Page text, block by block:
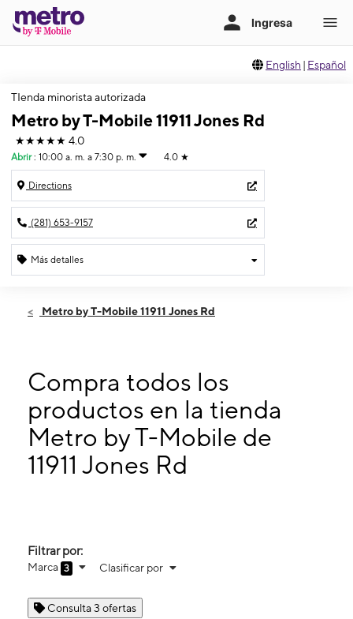
English | Español
TIenda minorista autorizada
Metro by T-Mobile 11911 Jones Rd
★★★★★ 4.0
Abrir : 10:00 a. m. a 7:30 p. m. 4.0 ★
Directions
(281) 653-9157
Más detalles
Viernes:10:00 a. m. a 7:30 p. m.
Martes:
10:00 a. m. a 7:30 p. m.
Miérc: 10:00 a. m. a 7:30 p. m.
Jueves:10:00 a. m. a 7:30 p. m.
11911 Jones Rd Ste 2 HOUSTON, TX 77070
Metro by T-Mobile 11911 Jones Rd
Compra todos los
productos en la tienda
Metro by T-Mobile de
11911 Jones Rd
Filtrar por:
Marca 3 Clasificar por
Consulta 3 ofertas